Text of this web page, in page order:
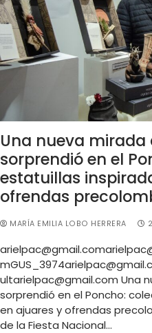
Una nueva mirada
sorprendió en el
estatuillas
ofrendas
MARÍA EMILIA LOBO HERRERA
arielpac@gmail.comarielpac
mGUS
ultarielpac@gmail.com Una
sorprendió en el Poncho:
en ajuares y ofrendas
de la Fiesta Nacional…